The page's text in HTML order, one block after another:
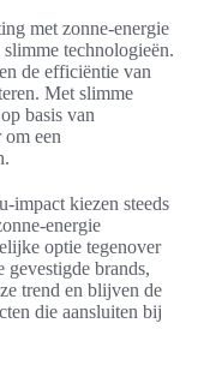
met zonne-energie
technologieën.
de efficiëntie van
Met slimme
basis van
een
impact kiezen steeds
energie
optie tegenover
brands,
trend en blijven de
die aansluiten bij